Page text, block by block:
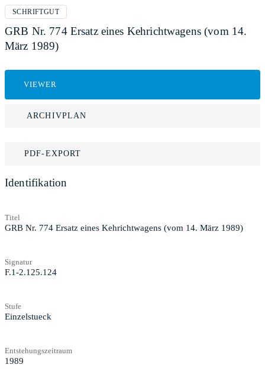
SCHRIFTGUT
GRB Nr. 774 Ersatz eines Kehrichtwagens (vom 14.
März 1989)
VIEWER
ARCHIVPLAN
PDF-EXPORT
Identifikation
Titel
GRB Nr. 774 Ersatz eines Kehrichtwagens (vom 14. März 1989)
Signatur
F.1-2.125.124
Stufe
Einzelstueck
Entstehungszeitraum
1989